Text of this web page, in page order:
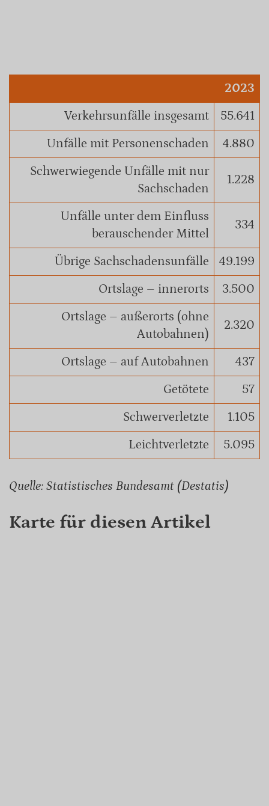
2023
Verkehrsunfälle insgesamt
55.641
Unfälle mit Personenschaden
4.880
Schwerwiegende Unfälle mit nur
Sachschaden
1.228
Unfälle unter dem Einfluss
berauschender Mittel
334
Übrige Sachschadensunfälle
49.199
Ortslage – innerorts
3.500
Ortslage – außerorts (ohne
Autobahnen)
2.320
Ortslage – auf Autobahnen
437
Getötete
57
Schwerverletzte
1.105
Leichtverletzte
5.095
Quelle: Statistisches Bundesamt (Destatis)
Karte für diesen Artikel